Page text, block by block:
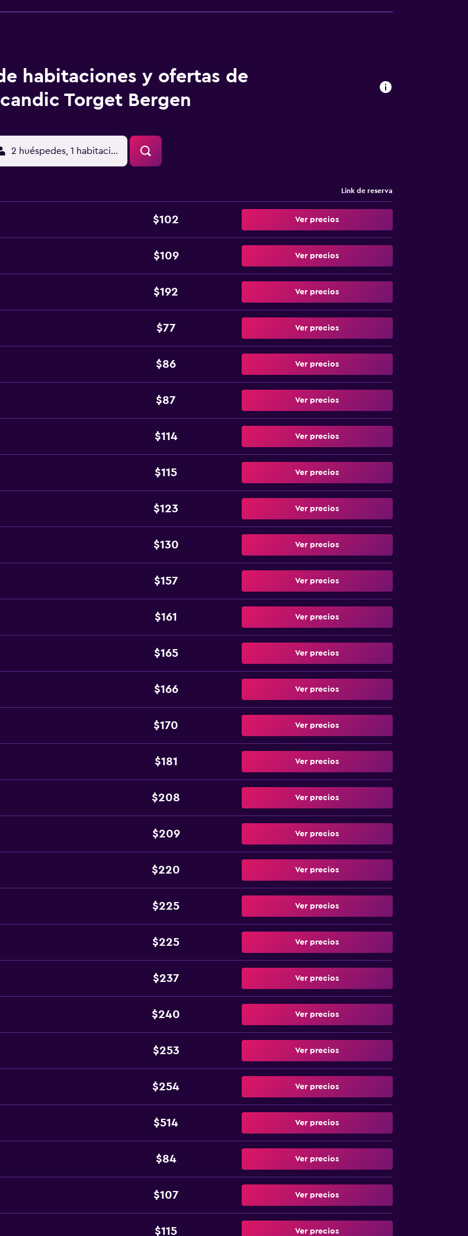
habitaciones y ofertas de
Torget Bergen
2 huéspedes, 1 habitación
Link de reserva
$102 Ver precios
$109 Ver precios
$192 Ver precios
$77 Ver precios
$86 Ver precios
$87 Ver precios
$114 Ver precios
$115 Ver precios
$123 Ver precios
$130 Ver precios
$157 Ver precios
$161 Ver precios
$165 Ver precios
$166 Ver precios
$170 Ver precios
$181 Ver precios
$208 Ver precios
$209 Ver precios
$220 Ver precios
$225 Ver precios
$225 Ver precios
$237 Ver precios
$240 Ver precios
$253 Ver precios
$254 Ver precios
$514 Ver precios
$84 Ver precios
$107 Ver precios
$115 Ver precios